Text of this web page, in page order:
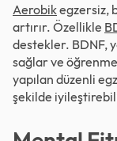
Aerobikegzersiz,
artırır. Özellikle
destekler. BDNF,
sağlar ve
yapılan düzenli
şekilde